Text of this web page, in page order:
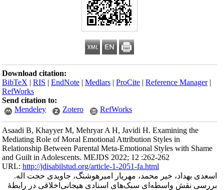
Download citation:
BibTeX |RIS |EndNote |Medlars |ProCite |Reference Manager
RefWorks
Send citation to:
Mendeley
Zotero RefWorks
Asaadi B, Khayyer M, Mehryar A H, Javidi H. Examining the
Mediating Role of Moral Emotional Attribution Styles in
Relationship Between Parental Meta-Emotional Styles with Shame
and Guilt in Adolescents. MEJDS 2022; 12 :262-262
URL:http://jdisabilstud.org/article-1-2051-fa.html
اسعدی بهداد، خیر محمد، مهریار امیرهوشنگ، جاویدی حجت اله.
بررسی نقش واسطه‌ای سبک‌های اسنادی هیجانی‌اخلاقی در رابطهٔ